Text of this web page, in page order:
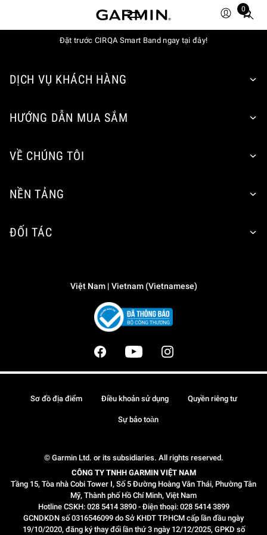
0
Total
Đặt trước CIRQA Smart Band ngay tại đây!
DỊCH VỤ KHÁCH HÀNG
HƯỚNG DẪN MUA SẮM
VỀ CHÚNG TÔI
NỀN TẢNG
ĐỐI TÁC
Việt Nam | Vietnam (Vietnamese)
© Garmin Ltd. or its subsidiaries. All rights reserved.
CÔNG TY TNHH GARMIN VIỆT NAM
Tầng 15, Tòa nhà Cobi Tower I, Số 5 Đường Hoàng Văn Thái, Phường Tân
Mỹ, Thành phố Hồ Chí Minh, Việt Nam
Hotline CSKH: 028 5414 3890 - Điện thoại: 028 5414 3899
GCNDKDN số 0316546099 do Sở KHDT TP.HCM cấp lần đầu ngày
19/10/2020, đăng ký thay đổi lần thứ 3 ngày 12/12/2025, GPKD số
Sơ đồ địa điểm Điều khoản sử dụng Quyền riêng tư
Sự bảo toàn